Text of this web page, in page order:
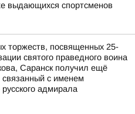
выдающихся спортсменов
торжеств, посвященных 25-
святого праведного воина
Саранск получил ещё
связанный с именем
адмирала